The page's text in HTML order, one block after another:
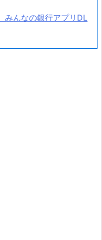
みんなの銀行アプリDL